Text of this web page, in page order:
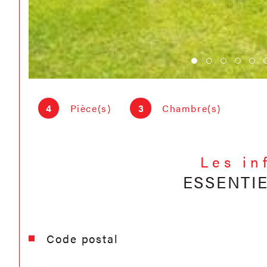
4 Pièce(s) 3 Chambre(s)
Les
Caractéristiques Valeurs
Code postal